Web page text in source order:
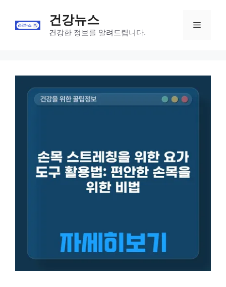
content
건강뉴스
건강한 정보를 알려드립니다.
Menu